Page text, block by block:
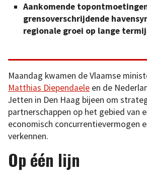
Aankomende
grensoverschrijdende
regionale groei op lange
Maandag kwamen de Vlaamse
Matthias Diependaele en de
Jetten in Den Haag bijeen om
partnerschappen op het gebied van
economisch concurrentievermogen
verkennen.
Op één lijn